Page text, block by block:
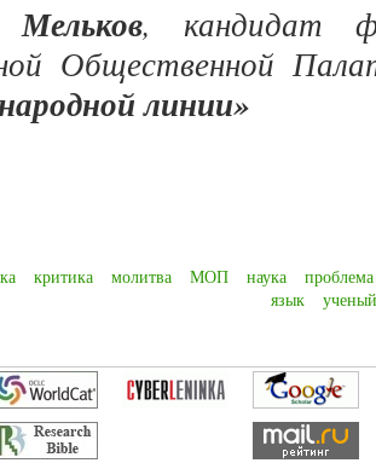
, кандидат
Общественной
линии»
критика молитва МОП наука
проблема
язык
ученый